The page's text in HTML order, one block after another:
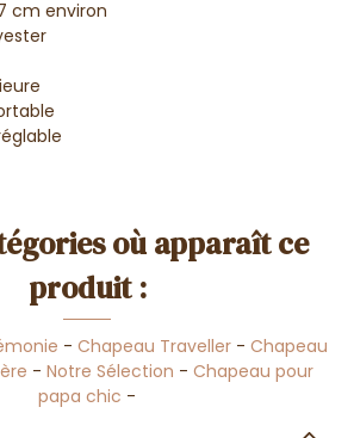
cm environ
où apparaît ce
produit :
- Chapeau Traveller- Chapeau
- Notre Sélection - Chapeau pour
papa chic -